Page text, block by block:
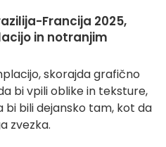
Francija 2025,
in notranjim
skorajda grafično
bi vpili oblike in teksture,
bi bili dejansko tam, kot da
zvezka.